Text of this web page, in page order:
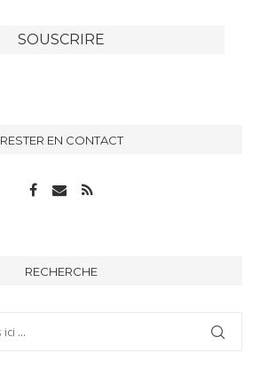
RESTER EN CONTACT
RECHERCHE